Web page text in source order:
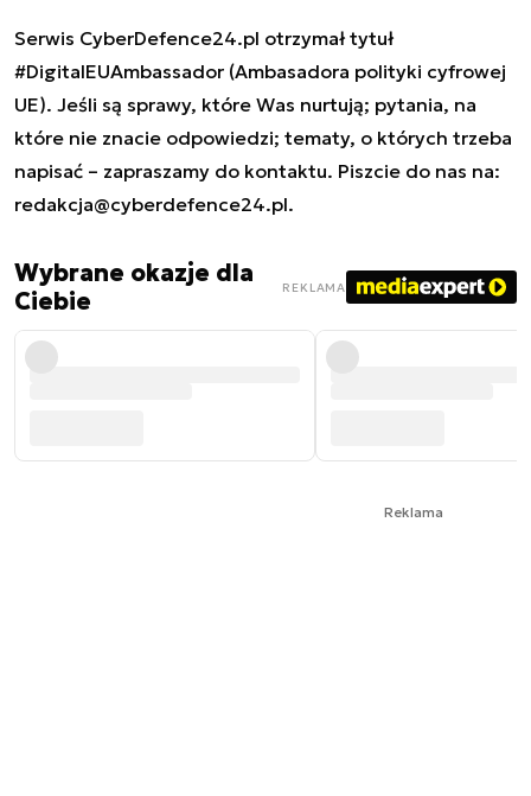
Serwis CyberDefence24.pl otrzymał tytuł
#DigitalEUAmbassador (Ambasadora polityki cyfrowej
UE). Jeśli są sprawy, które Was nurtują; pytania, na
które nie znacie odpowiedzi; tematy, o których trzeba
napisać – zapraszamy do kontaktu. Piszcie do nas na:
redakcja@cyberdefence24.pl.
Wybrane okazje dla
Ciebie
REKLAMA
Reklama